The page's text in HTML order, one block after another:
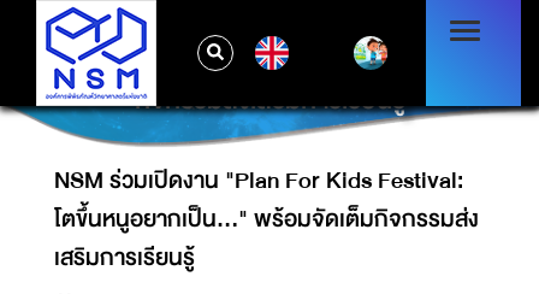
NSM ร่วมเปิดงาน "PLAN FOR KIDS
FESTIVAL: โตขึ้นหนูอยากเป็น..." พร้อมจัดเต็ม
กิจกรรมส่งเสริมการเรียนรู้
NSM ร่วมเปิดงาน "Plan For Kids Festival:
โตขึ้นหนูอยากเป็น..." พร้อมจัดเต็มกิจกรรมส่ง
เสริมการเรียนรู้